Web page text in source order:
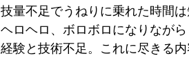
技量不足でうねりに乗れた時間
ヘロヘロ、ボロボロになりなが
経験と技術不足。これに尽きる内